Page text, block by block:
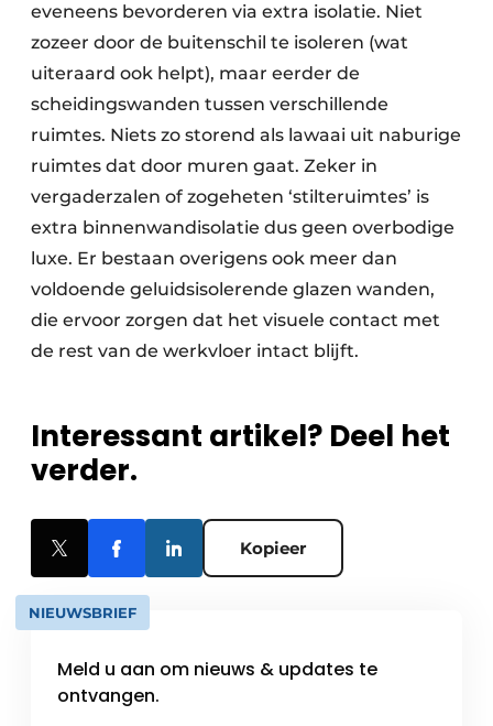
eveneens bevorderen via extra isolatie. Niet
zozeer door de buitenschil te isoleren (wat
uiteraard ook helpt), maar eerder de
scheidingswanden tussen verschillende
ruimtes. Niets zo storend als lawaai uit naburige
ruimtes dat door muren gaat. Zeker in
vergaderzalen of zogeheten ‘stilteruimtes’ is
extra binnenwandisolatie dus geen overbodige
luxe. Er bestaan overigens ook meer dan
voldoende geluidsisolerende glazen wanden,
die ervoor zorgen dat het visuele contact met
de rest van de werkvloer intact blijft.
Interessant artikel? Deel het
verder.
Kopieer
NIEUWSBRIEF
Meld u aan om nieuws & updates te
ontvangen.